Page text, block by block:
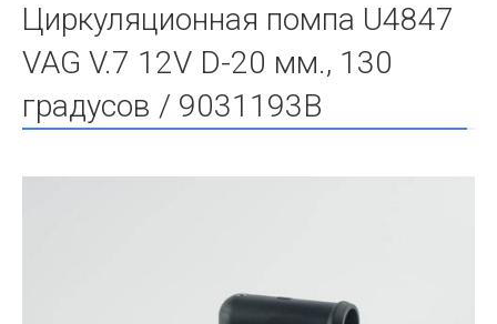
Циркуляционная помпа U4847
VAG V.7 12V D-20 мм., 130
градусов / 9031193B